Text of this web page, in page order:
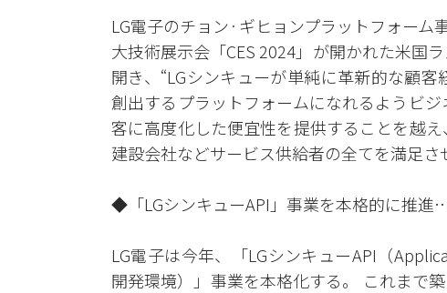
LG電子のチョン·ギヒョンプラットフォー
大技術展示会「CES 2024」が開かれた米国
開き、“LGシンキューが単純に革新的な顧
創出するプラットフォームになれるようビ
客に高度化した便宜性を提供することを越
建設会社などサービス供給者の全てを満足さ
◆「LGシンキューAPI」事業を本格的に推
LG電子は今年、「LGシンキューAPI（
開発環境）」事業を本格化する。 これまで